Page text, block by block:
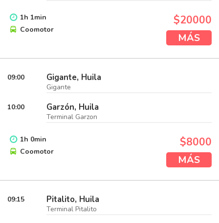
1h 1min
Coomotor
$20000
MÁS
09:00 Gigante, Huila
Gigante
10:00 Garzón, Huila
Terminal Garzon
1h 0min
Coomotor
$8000
MÁS
09:15 Pitalito, Huila
Terminal Pitalito